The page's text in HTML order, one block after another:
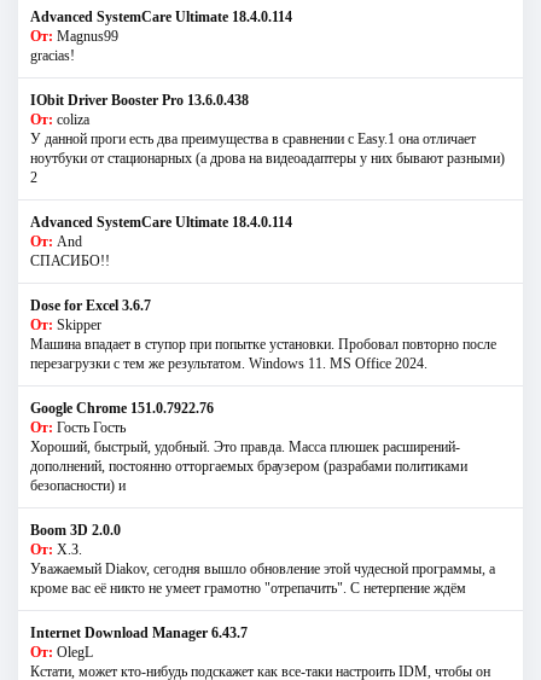
Advanced SystemCare Ultimate 18.4.0.114
От: Magnus99
gracias!
IObit Driver Booster Pro 13.6.0.438
От: coliza
У данной проги есть два преимущества в сравнении с Easy.1 она отличает
ноутбуки от стационарных (а дрова на видеоадаптеры у них бывают разными)
2
Advanced SystemCare Ultimate 18.4.0.114
От: And
СПАСИБО!!
Dose for Excel 3.6.7
От: Skipper
Машина впадает в ступор при попытке установки. Пробовал повторно после
перезагрузки с тем же результатом. Windows 11. MS Offiсe 2024.
Google Chrome 151.0.7922.76
От: Гость Гость
Хороший, быстрый, удобный. Это правда. Масса плюшек расширений-
дополнений, постоянно отторгаемых браузером (разрабами политиками
безопасности) и
Boom 3D 2.0.0
От: Х.З.
Уважаемый Diakov, сегодня вышло обновление этой чудесной программы, а
кроме вас её никто не умеет грамотно "отрепачить". С нетерпение ждём
Internet Download Manager 6.43.7
От: OlegL
Кстати, может кто-нибудь подскажет как все-таки настроить IDM, чтобы он